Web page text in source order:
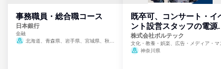
事務職員・総合職コース
日本銀行
金融
北海道、青森県、岩手県、宮城県、秋田
既卒可、コンサート・イ
ント設営スタッフの電源
門
株式会社ボルテック
文化・教養・娯楽、広告・メディア・マ
ミ、電力・ガス・水道・エネルギー
神奈川県